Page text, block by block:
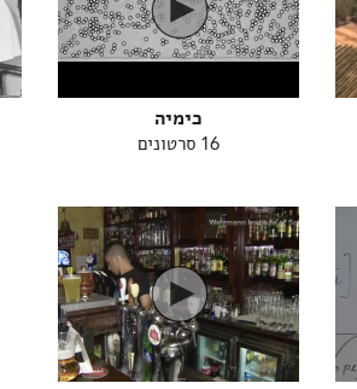
כימיה
16 סרטונים